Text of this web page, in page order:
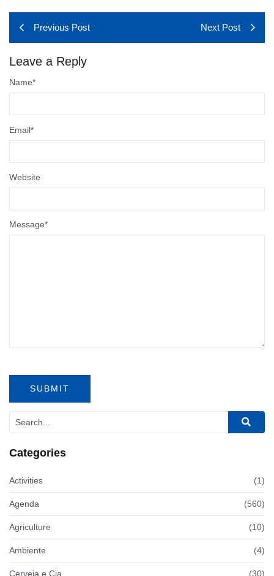
Previous Post Next Post
Leave a Reply
Message*
Name*
Email*
Website
Categories
Activities (1)
Agenda (560)
Agriculture (10)
Ambiente (4)
Cerveja e Cia (30)